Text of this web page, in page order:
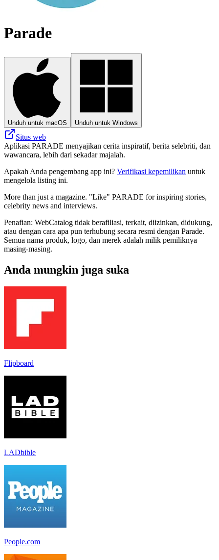
Parade
Unduh untuk macOS Unduh untuk Windows
Situs web
Aplikasi PARADE menyajikan cerita inspiratif, berita selebriti, dan
wawancara, lebih dari sekadar majalah.
Apakah Anda pengembang app ini? Verifikasi kepemilikan untuk
mengelola listing ini.
More than just a magazine. "Like" PARADE for inspiring stories,
celebrity news and interviews.
Penafian: WebCatalog tidak berafiliasi, terkait, diizinkan, didukung,
atau dengan cara apa pun terhubung secara resmi dengan Parade.
Semua nama produk, logo, dan merek adalah milik pemiliknya
masing-masing.
Anda mungkin juga suka
Flipboard
LADbible
People.com